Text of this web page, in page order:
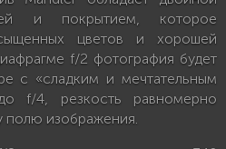
и покрытием, которое
цветов и хорошей
f/2 фотография будет
с «сладким и мечтательным
f/4, резкость равномерно
полю изображения.